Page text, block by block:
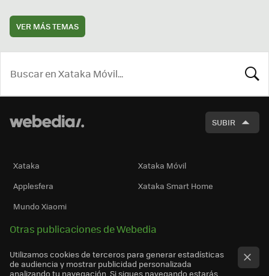
VER MÁS TEMAS
SUBIR
Xataka
Xataka Móvil
Applesfera
Xataka Smart Home
Mundo Xiaomi
Otras publicaciones de Webedia
Utilizamos cookies de terceros para generar estadísticas
de audiencia y mostrar publicidad personalizada
analizando tu navegación. Si sigues navegando estarás